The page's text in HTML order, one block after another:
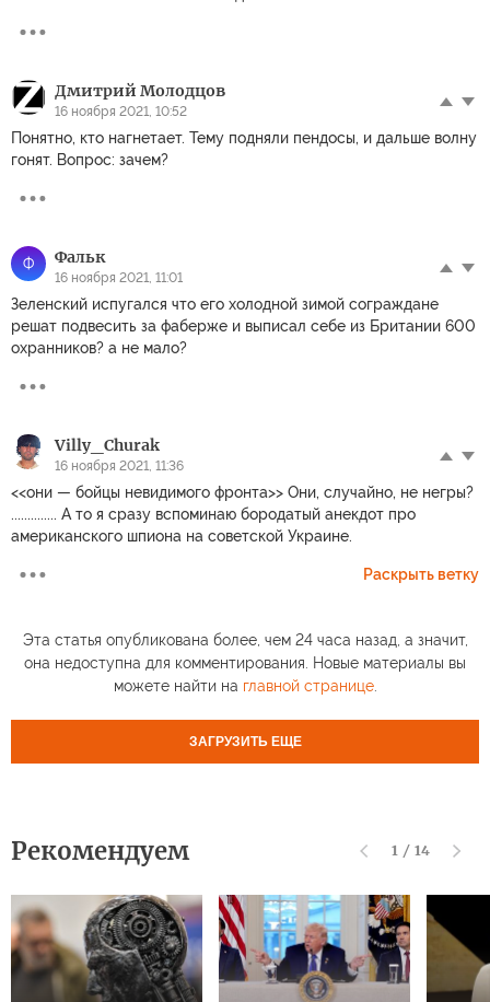
Дмитрий Молодцов
16 ноября 2021, 10:52
Понятно, кто нагнетает. Тему подняли пендосы, и дальше волну
гонят. Вопрос: зачем?
Ф Фальк
16 ноября 2021, 11:01
Зеленский испугался что его холодной зимой сограждане
решат подвесить за фаберже и выписал себе из Британии 600
охранников? а не мало?
Villy_Churak
16 ноября 2021, 11:36
<<они — бойцы невидимого фронта>> Они, случайно, не негры?
.............. А то я сразу вспоминаю бородатый анекдот про
американского шпиона на советской Украине.
Раскрыть ветку
Эта статья опубликована более, чем 24 часа назад, а значит,
она недоступна для комментирования. Новые материалы вы
можете найти на главной странице.
ЗАГРУЗИТЬ ЕЩЕ
Рекомендуем 1 / 14